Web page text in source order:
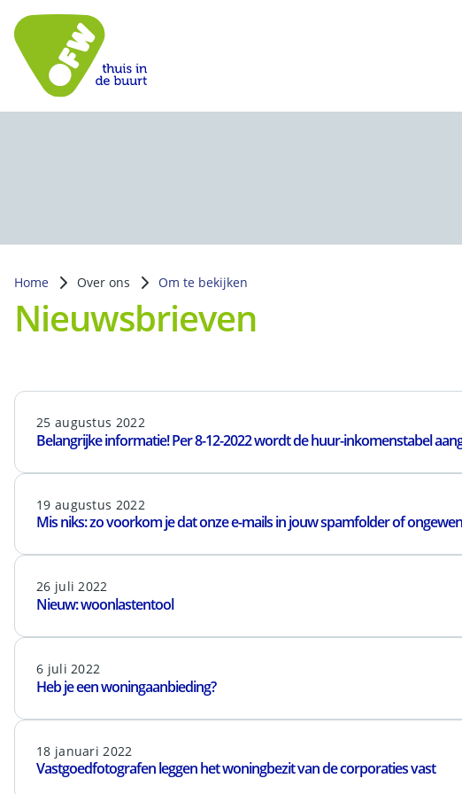
Home Over ons Om te bekijken
Nieuwsbrieven
Belangrijke informatie! Per 8-12-2022 wordt de huur-inkomenstabel
25 augustus 2022
Mis niks: zo voorkom je dat onze e-mails in jouw spamfolder of
19 augustus 2022
Nieuw: woonlastentool
26 juli 2022
Heb je een woningaanbieding?
6 juli 2022
Vastgoedfotografen leggen het woningbezit van de corporaties vast
18 januari 2022